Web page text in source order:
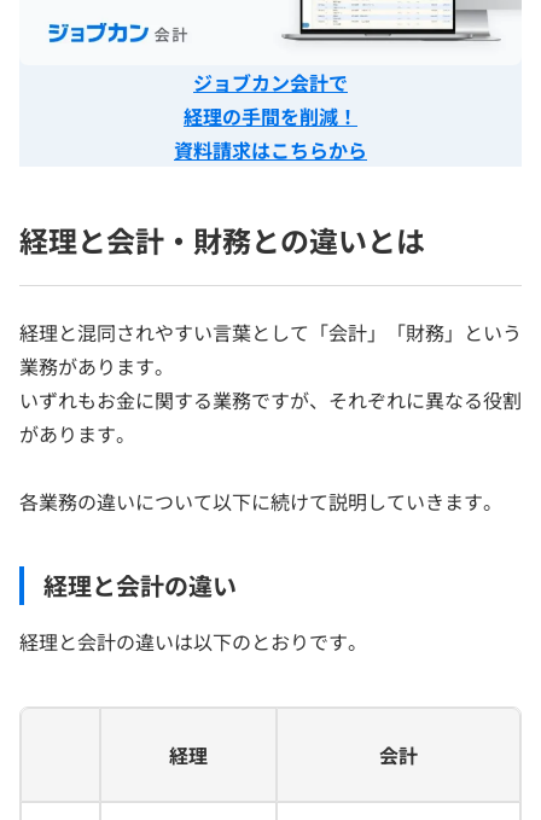
ジョブカン会計で
経理の手間を削減！
資料請求はこちらから
経理と会計・財務との違いとは
経理と混同されやすい言葉として「会計」「財務」という
業務があります。
いずれもお金に関する業務ですが、それぞれに異なる役割
があります。
各業務の違いについて以下に続けて説明していきます。
経理と会計の違い
経理と会計の違いは以下のとおりです。
経理 会計